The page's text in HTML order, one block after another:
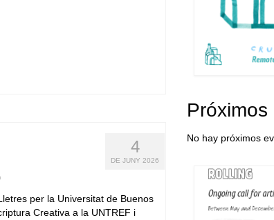
4
DE JUNY 2026
per la Universitat de Buenos
Creativa a la UNTREF i
No hay próximos